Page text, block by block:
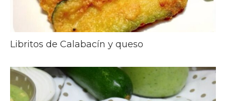
Libritos de Calabacín y queso